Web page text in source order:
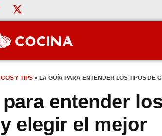
Y TIPS » LA GUÍA PARA ENTENDER LOS TIPOS DE
entender
elegir el mejor